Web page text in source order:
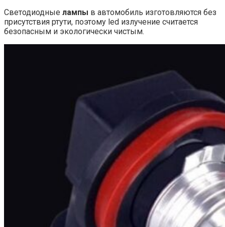
Светодиодные лампы в автомобиль изготовляются без
присутствия ртути, поэтому led излучение считается
безопасным и экологически чистым.